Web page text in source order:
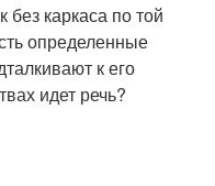
без каркаса по той
определенные
к его
идет речь?